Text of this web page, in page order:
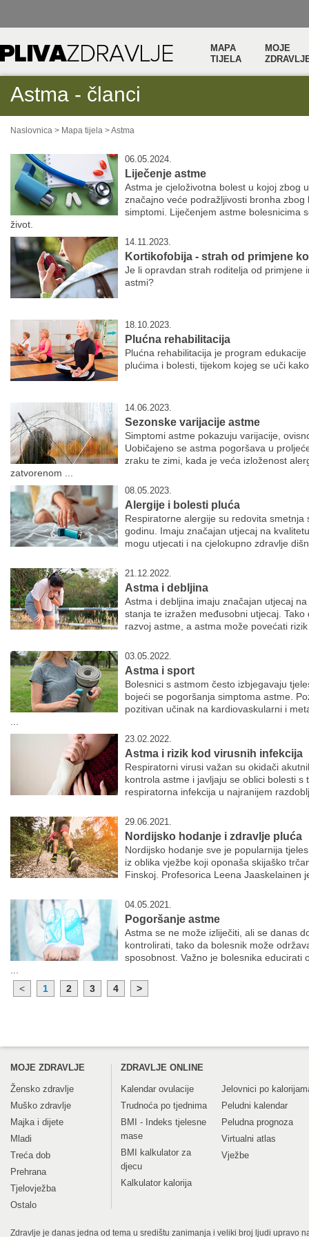
MAPA
TIJELA
MOJE
Astma - članci
Naslovnica > Mapa tijela >Astma
06.05.2024.
Liječenje astme
Astma je cjeloživotna bolest u kojoj zbog
značajno veće podražljivosti bronha
simptomi. Liječenjem astme bolesnicima
život.
14.11.2023.
Kortikofobija - strah od primjene
Je li opravdan strah roditelja od primjene
astmi?
18.10.2023.
Plućna rehabilitacija
Plućna rehabilitacija je program
plućima i bolesti, tijekom kojeg se uči
14.06.2023.
Sezonske varijacije astme
Simptomi astme pokazuju varijacije,
Uobičajeno se astma pogoršava u
zraku te zimi, kada je veća izloženost
zatvorenom ...
08.05.2023.
Alergije i bolesti pluća
Respiratorne alergije su redovita
godinu. Imaju značajan utjecaj na
mogu utjecati i na cjelokupno zdravlje
21.12.2022.
Astma i debljina
Astma i debljina imaju značajan utjecaj
stanja te izražen međusobni utjecaj.
razvoj astme, a astma može povećati
03.05.2022.
Astma i sport
Bolesnici s astmom često izbjegavaju
bojeći se pogoršanja simptoma astme.
pozitivan učinak na kardiovaskularni i
23.02.2022.
Astma i rizik kod virusnih infekcija
Respiratorni virusi važan su okidači
kontrola astme i javljaju se oblici bolesti s
respiratorna infekcija u najranijem
29.06.2021.
Nordijsko hodanje i zdravlje pluća
Nordijsko hodanje sve je popularnija
iz oblika vježbe koji oponaša skijaško
Finskoj. Profesorica Leena Jaaskelainen
04.05.2021.
Pogoršanje astme
Astma se ne može izliječiti, ali se danas
kontrolirati, tako da bolesnik može
sposobnost. Važno je bolesnika educirati
<
1 2 3 4 >
MOJE ZDRAVLJE
Žensko zdravlje
Muško zdravlje
Majka i dijete
Mladi
Treća dob
Prehrana
Tjelovježba
Ostalo
ZDRAVLJE ONLINE
Kalendar ovulacije
Trudnoća po tjednima
BMI - Indeks tjelesne
mase
BMI kalkulator za
djecu
Kalkulator kalorija
Jelovnici po
Peludni kalendar
Peludna prognoza
Virtualni atlas
Vježbe
Zdravlje je danas jedna od tema u središtu zanimanja i veliki broj ljudi upravo